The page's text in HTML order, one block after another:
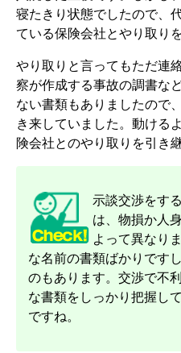
寝たきり状態でしたので、
ている保険会社とやり取り
やり取りと言ってもただ連
察が作成する事故の調書な
ない書類もありましたので
き来していました。動ける
険会社とのやり取りを引き
示談交渉をす
は、物損か人
よって異なり
な名前の書類ばかりです
のもあります。交渉で不
な書類をしっかり把握し
ですね。